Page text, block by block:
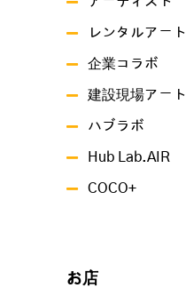
レンタルアート
企業コラボ
建設現場アート
ハブラボ
Hub Lab.AIR
COCO+
お店